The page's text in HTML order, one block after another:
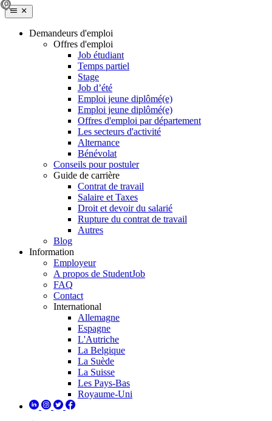
Demandeurs d'emploi
Offres d'emploi
Job étudiant
Temps partiel
Stage
Job d’été
Emploi jeune diplômé(e)
Emploi jeune diplômé(e)
Offres d'emploi par département
Les secteurs d'activité
Alternance
Bénévolat
Conseils pour postuler
Guide de carrière
Contrat de travail
Salaire et Taxes
Droit et devoir du salarié
Rupture du contrat de travail
Autres
Blog
Information
Employeur
A propos de StudentJob
FAQ
Contact
International
Allemagne
Espagne
L'Autriche
La Belgique
La Suède
La Suisse
Les Pays-Bas
Royaume-Uni